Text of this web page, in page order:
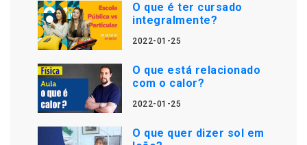
O que é ter cursado
integralmente?
2022-01-25
O que está relacionado
com o calor?
2022-01-25
O que quer dizer sol em